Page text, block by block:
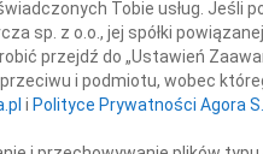
Z
Andrzej
27 lipca
Mgr
Tobie usług. Jeśli
sp. z o.o., jej spółki
przejdź do „Ustawień
i podmiotu, wobec
i Polityce Prywatności Agora